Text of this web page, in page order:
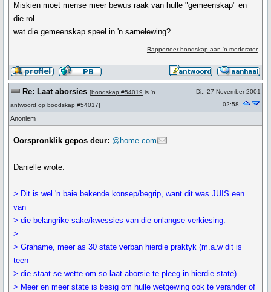
Miskien moet mense meer bewus raak van hulle "gemeenskap" en
die rol
wat die gemeenskap speel in 'n samelewing?
Rapporteer boodskap aan 'n moderator
Re: Laat aborsies [boodskap #54019 is 'n
antwoord op boodskap #54017]
Di., 27 November 2001
02:58
Anoniem
Oorspronklik gepos deur: @home.com
Danielle wrote:
> Dit is wel 'n baie bekende konsep/begrip, want dit was JUIS een
van
> die belangrike sake/kwessies van die onlangse verkiesing.
>
> Grahame, meer as 30 state verban hierdie praktyk (m.a.w dit is
teen
> die staat se wette om so laat aborsie te pleeg in hierdie state).
> Meer en meer state is besig om hulle wetgewing ook te verander of